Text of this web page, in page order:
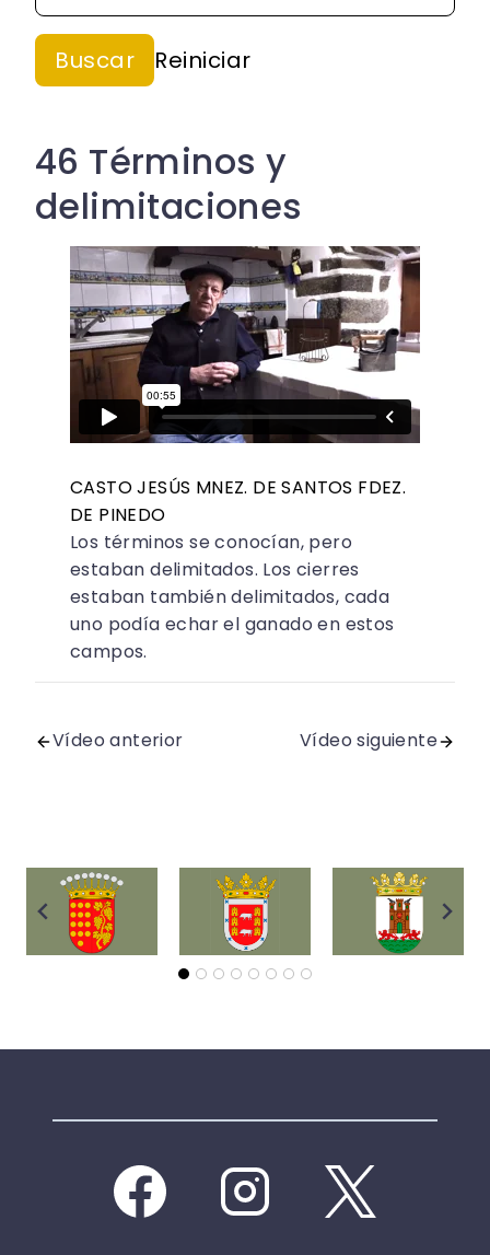
46 Términos y
delimitaciones
CASTO JESÚS MNEZ. DE SANTOS FDEZ.
DE PINEDO
Los términos se conocían, pero
estaban delimitados. Los cierres
estaban también delimitados, cada
uno podía echar el ganado en estos
campos.
Vídeo anterior Vídeo siguiente